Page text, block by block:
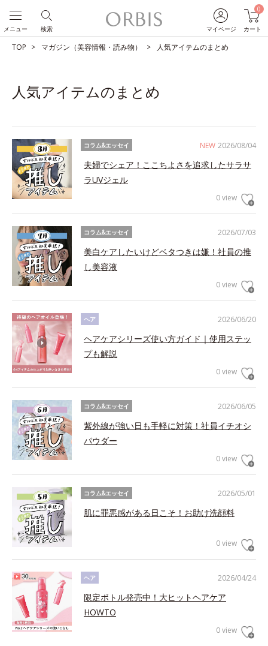
マイページ
0
カート
検索
メニュー
TOP マガジン（美容情報・読み物） 人気アイテムのまとめ
人気アイテムのまとめ
NEW 2026/08/04
コラム&エッセイ
夫婦でシェア！ここちよさを追求したサラサ
ラUVジェル
0 view
2026/07/03
コラム&エッセイ
美白ケアしたいけどベタつきは嫌！社員の推
し美容液
0 view
2026/06/20
ヘア
ヘアケアシリーズ使い方ガイド｜使用ステッ
プも解説
0 view
2026/06/05
コラム&エッセイ
紫外線が強い日も手軽に対策！社員イチオシ
パウダー
0 view
2026/05/01
コラム&エッセイ
肌に罪悪感がある日こそ！お助け洗顔料
0 view
2026/04/24
ヘア
限定ボトル発売中！大ヒットヘアケア
HOWTO
0 view